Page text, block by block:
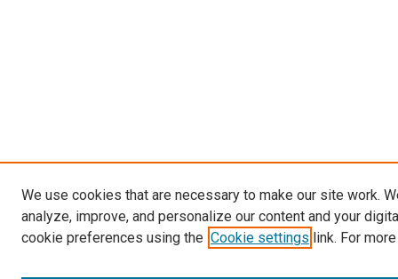
We use cookies that are necessary to make our site work.
analyze, improve, and personalize our content and your
cookie preferences using the Cookie settings link. For